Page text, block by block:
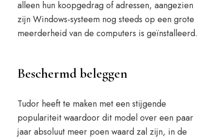
alleen hun koopgedrag of adressen, aangezien
zijn Windows-systeem nog steeds op een grote
meerderheid van de computers is geïnstalleerd.
Beschermd beleggen
Tudor heeft te maken met een stijgende
populariteit waardoor dit model over een paar
jaar absoluut meer poen waard zal zijn, in de